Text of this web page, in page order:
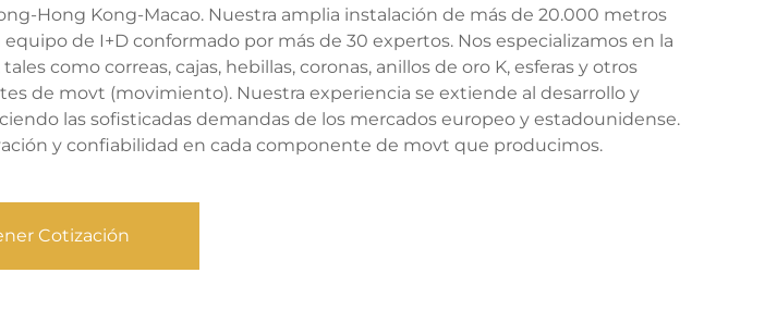
Hong Kong-Macao. Nuestra amplia instalación de más de 20.000 metros
de I+D conformado por más de 30 expertos. Nos especializamos en la
como correas, cajas, hebillas, coronas, anillos de oro K, esferas y otros
de movt (movimiento). Nuestra experiencia se extiende al desarrollo y
las sofisticadas demandas de los mercados europeo y estadounidense.
y confiabilidad en cada componente de movt que producimos.
Cotización